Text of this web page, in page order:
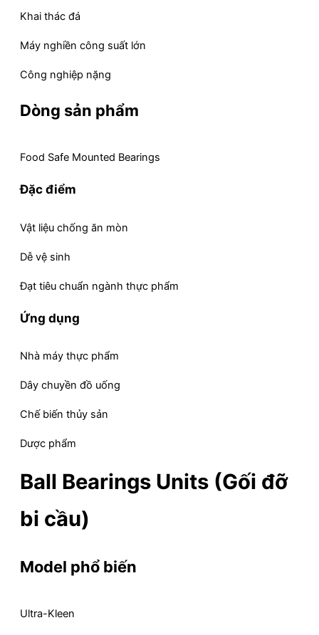
Khai thác đá
Máy nghiền công suất lớn
Công nghiệp nặng
Dòng sản phẩm
Food Safe Mounted Bearings
Đặc điểm
Vật liệu chống ăn mòn
Dễ vệ sinh
Đạt tiêu chuẩn ngành thực phẩm
Ứng dụng
Nhà máy thực phẩm
Dây chuyền đồ uống
Chế biến thủy sản
Dược phẩm
Ball Bearings Units (Gối đỡ
bi cầu)
Model phổ biến
Ultra-Kleen